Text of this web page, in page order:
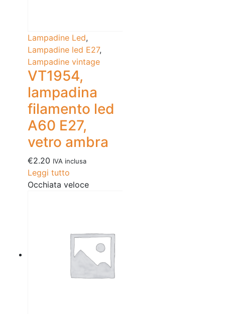
Lampadine Led,
Lampadine led E27,
Lampadine vintage
VT1954,
lampadina
filamento led
A60 E27,
vetro ambra
€2.20 IVA inclusa
Leggi tutto
Occhiata veloce